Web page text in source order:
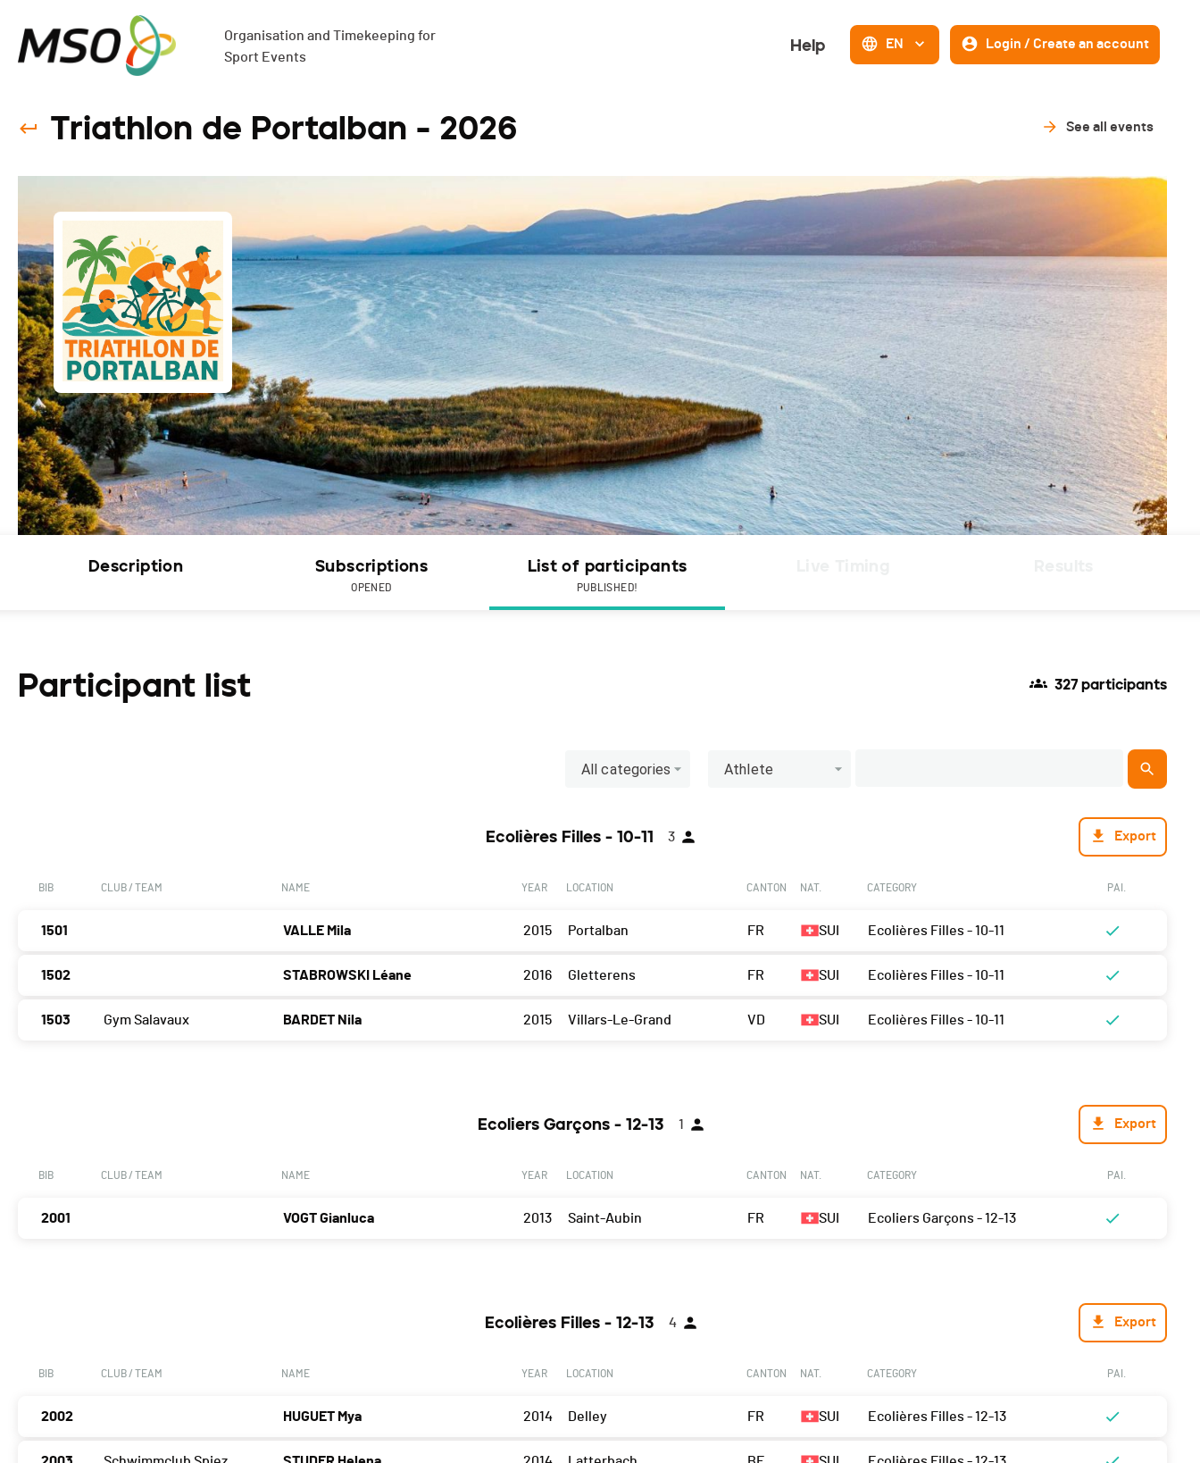
Organisation and Timekeeping for
Sport Events
Help EN Login / Create an account
Triathlon de Portalban - 2026 See all events
Description Subscriptions
OPENED
List of participants
PUBLISHED!
Participant list 327 participants
All categories Athlete
Ecolières Filles - 10-11 3 Export
BIB CLUB / TEAM NAME YEAR LOCATION CANTON NAT. CATEGORY PAI.
1501 VALLE Mila 2015 Portalban FR SUI Ecolières Filles - 10-11
1502 STABROWSKI Léane 2016 Gletterens FR SUI Ecolières Filles - 10-11
1503 Gym Salavaux BARDET Nila 2015 Villars-Le-Grand VD SUI Ecolières Filles - 10-11
Ecoliers Garçons - 12-13 1 Export
BIB CLUB / TEAM NAME YEAR LOCATION CANTON NAT. CATEGORY PAI.
2001 VOGT Gianluca 2013 Saint-Aubin FR SUI Ecoliers Garçons - 12-13
Ecolières Filles - 12-13 4 Export
BIB CLUB / TEAM NAME YEAR LOCATION CANTON NAT. CATEGORY PAI.
2002 HUGUET Mya 2014 Delley FR SUI Ecolières Filles - 12-13